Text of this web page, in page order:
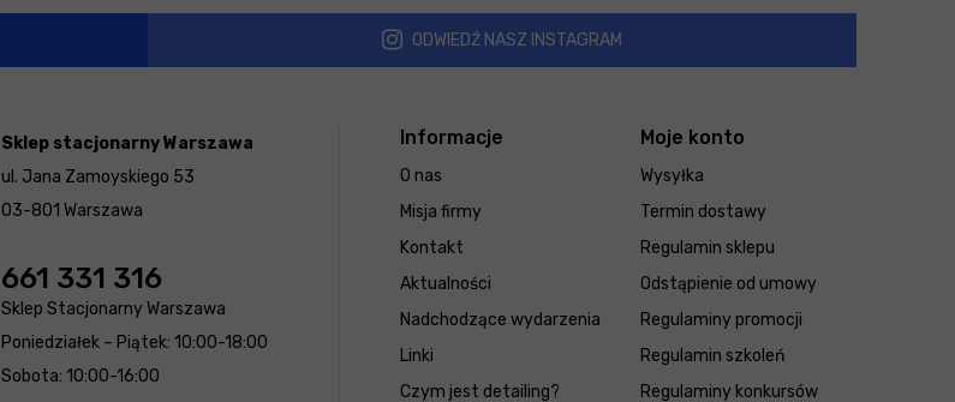
ODWIEDŹ NASZ INSTAGRAM
Informacje
O nas
Misja firmy
Kontakt
Aktualności
Nadchodzące wydarzenia
Linki
Czym jest detailing?
Moje konto
Wysyłka
Termin dostawy
Regulamin sklepu
Odstąpienie od umowy
Regulaminy promocji
Regulamin szkoleń
Regulaminy konkursów
Sklep stacjonarny Warszawa
ul. Jana Zamoyskiego 53
03-801 Warszawa
661 331 316
Sklep Stacjonarny Warszawa
Poniedziałek – Piątek: 10:00-18:00
Sobota: 10:00-16:00